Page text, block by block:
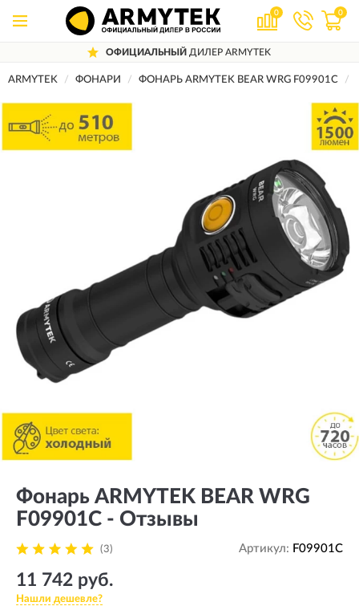
0 0
ОФИЦИАЛЬНЫЙ ДИЛЕР ARMYTEK
ARMYTEK ФОНАРИ ФОНАРЬ ARMYTEK BEAR WRG F09901C
Фонарь ARMYTEK BEAR WRG
F09901C - Отзывы
(3) Артикул: F09901C
11 742 руб.
Нашли дешевле?